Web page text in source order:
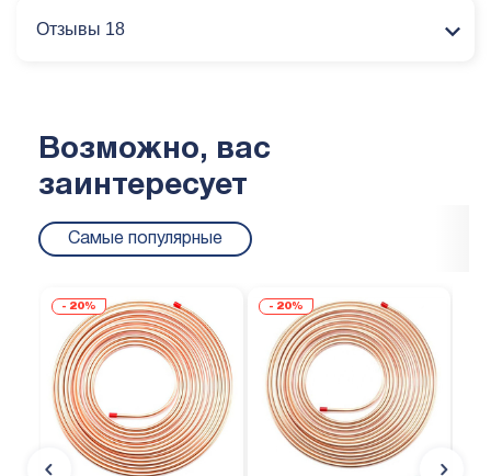
Отзывы 18
Возможно, вас
заинтересует
Самые популярные
20% 20%